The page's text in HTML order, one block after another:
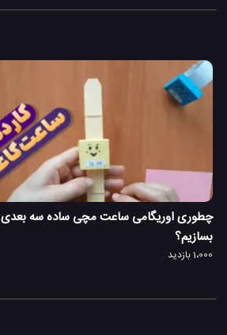
چطوری اوریگامی ساعت مچی ساده سه بعدی
بسازیم؟
1،000 بازدید